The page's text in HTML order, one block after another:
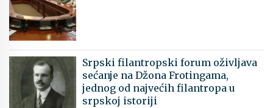
Srpski filantropski forum oživljava
sećanje na Džona Frotingama,
jednog od najvećih filantropa u
srpskoj istoriji